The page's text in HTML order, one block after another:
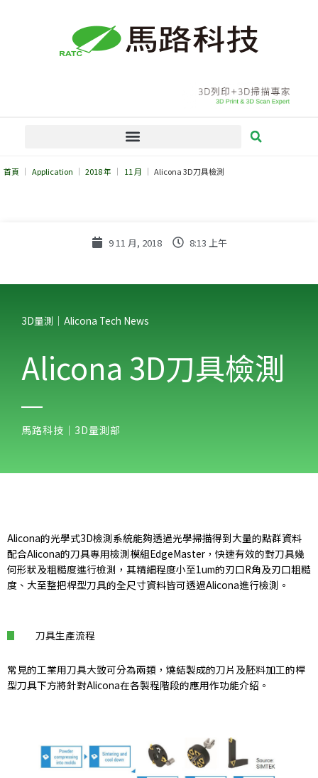
首頁 Application 2018 年 11 月 Alicona 3D刀具檢測
9 11 月, 2018 8:13 上午
3D量測｜Alicona Tech News​
Alicona 3D刀具檢測
馬路科技｜3D量測部
Alicona的光學式3D檢測系統能夠透過光學掃描得到大量的點群資料
配合Alicona的刀具專用檢測模組EdgeMaster，快速有效的對刀具幾
何形狀及粗糙度進行檢測，其精細程度小至1um的刃口R角及刃口粗糙
度、大至整把桿型刀具的全尺寸資料皆可透過Alicona進行檢測。
刀具生產流程
常見的工業用刀具大致可分為兩類，燒結製成的刀片及胚料加工的桿
型刀具下方將針對Alicona在各製程階段的應用作功能介紹。